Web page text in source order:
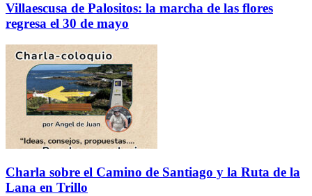
Villaescusa de Palositos: la marcha de las flores
regresa el 30 de mayo
Charla sobre el Camino de Santiago y la Ruta de la
Lana en Trillo